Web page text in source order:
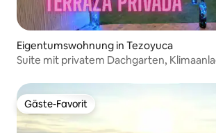
Eigentumswohnung in Tezoyuca
Suite mit privatem Dachgarten,
Gäste-Favorit
Gäste-Favorit